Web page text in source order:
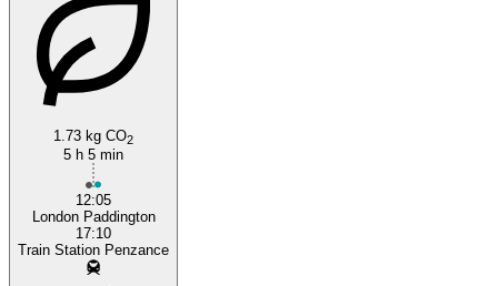
1.73 kg CO2
5 h 5 min
12:05
London Paddington
17:10
Train Station Penzance